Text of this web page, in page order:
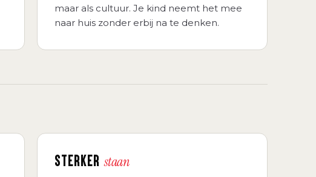
maar als cultuur. Je kind neemt het mee
naar huis zonder erbij na te denken.
STERKER staan